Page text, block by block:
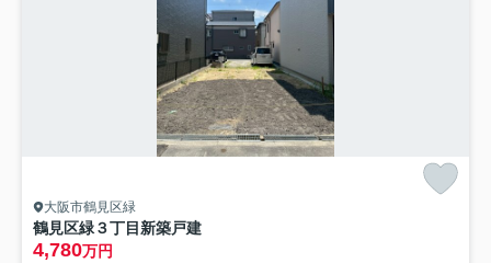
大阪市鶴見区緑
鶴見区緑３丁目新築戸建
4,780万円